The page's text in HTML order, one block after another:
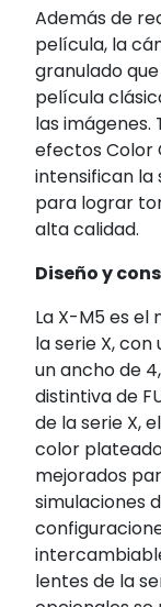
Además de
película, la
granulado
película
las imágenes.
efectos Color
intensifican la
para lograr
alta calidad.
Diseño y
La X-M5 es
la serie X, con
un ancho de
distintiva de
de la serie X,
color
mejorados
simulaciones
lentes de la